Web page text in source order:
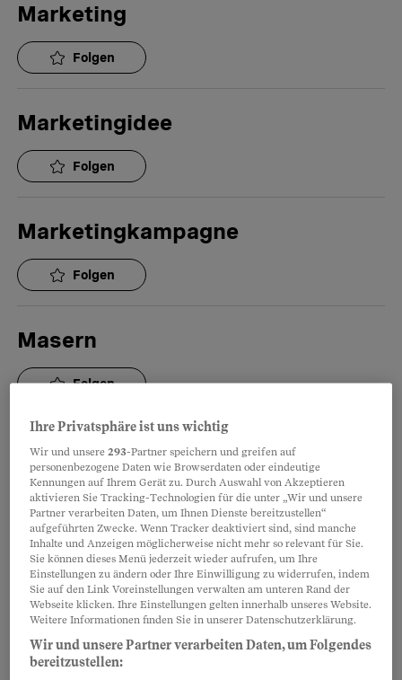
Marketing
Folgen
Marketingidee
Folgen
Marketingkampagne
Folgen
Masern
Folgen
Massage
Folgen
Massenentlassung
Folgen
Massentierhaltung
Ihre Privatsphäre ist uns wichtig
Wir und unsere293-Partner speichern und greifen auf
personenbezogene Daten wie Browserdaten oder eindeutige
Kennungen auf Ihrem Gerät zu. Durch Auswahl von Akzeptieren
aktivieren Sie Tracking-Technologien für die unter „Wir und unsere
Partner verarbeiten Daten, um Ihnen Dienste bereitzustellen“
aufgeführten Zwecke. Wenn Tracker deaktiviert sind, sind manche
Inhalte und Anzeigen möglicherweise nicht mehr so relevant für Sie.
Sie können dieses Menü jederzeit wieder aufrufen, um Ihre
Einstellungen zu ändern oder Ihre Einwilligung zu widerrufen, indem
Sie auf den Link Voreinstellungen verwalten am unteren Rand der
Webseite klicken. Ihre Einstellungen gelten innerhalb unseres Website.
Weitere Informationen finden Sie in unserer Datenschutzerklärung.
Wir und unsere Partner verarbeiten Daten, um Folgendes
bereitzustellen: